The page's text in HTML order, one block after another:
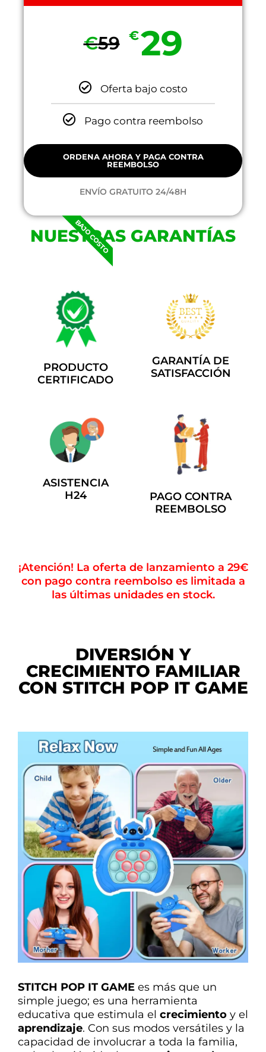
€59 €29
Oferta bajo costo
Pago contra reembolso
ORDENA AHORA Y PAGA CONTRA
REEMBOLSO
ENVÍO GRATUITO 24/48H
BAJO COSTO
NUESTRAS GARANTÍAS
PRODUCTO
CERTIFICADO
GARANTÍA DE
SATISFACCIÓN
ASISTENCIA
H24
PAGO CONTRA
REEMBOLSO
¡Atención! La oferta de lanzamiento a 29€
con pago contra reembolso es limitada a
las últimas unidades en stock.
DIVERSIÓN Y
CRECIMIENTO FAMILIAR
CON STITCH POP IT GAME
STITCH POP IT GAME es más que un
simple juego; es una herramienta
educativa que estimula el crecimiento y el
aprendizaje. Con sus modos versátiles y la
capacidad de involucrar a toda la familia,